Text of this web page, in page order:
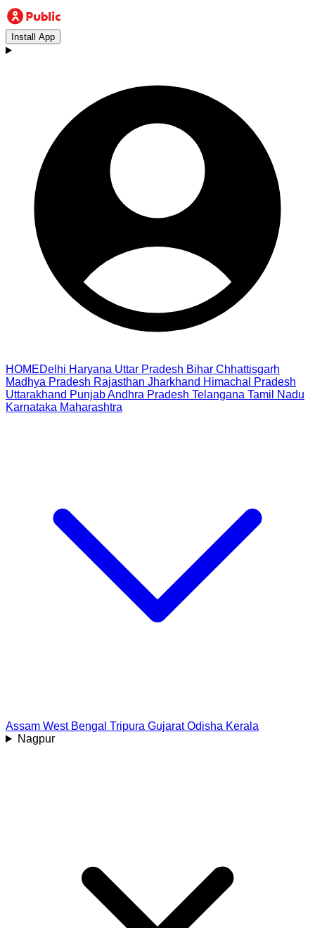
Install App
HOMEDelhi Haryana Uttar Pradesh Bihar Chhattisgarh
Madhya Pradesh Rajasthan Jharkhand Himachal Pradesh
Uttarakhand PunjabAndhra Pradesh Telangana Tamil Nadu
Karnataka Maharashtra
Assam West Bengal Tripura Gujarat Odisha Kerala
Nagpur